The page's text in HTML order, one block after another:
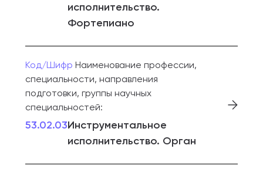
исполнительство.
Фортепиано
Код/Шифр Наименование профессии,
специальности, направления
подготовки, группы научных
специальностей:
53.02.03Инструментальное
исполнительство. Орган